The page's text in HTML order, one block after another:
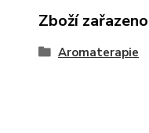
Zboží
Aromaterapie